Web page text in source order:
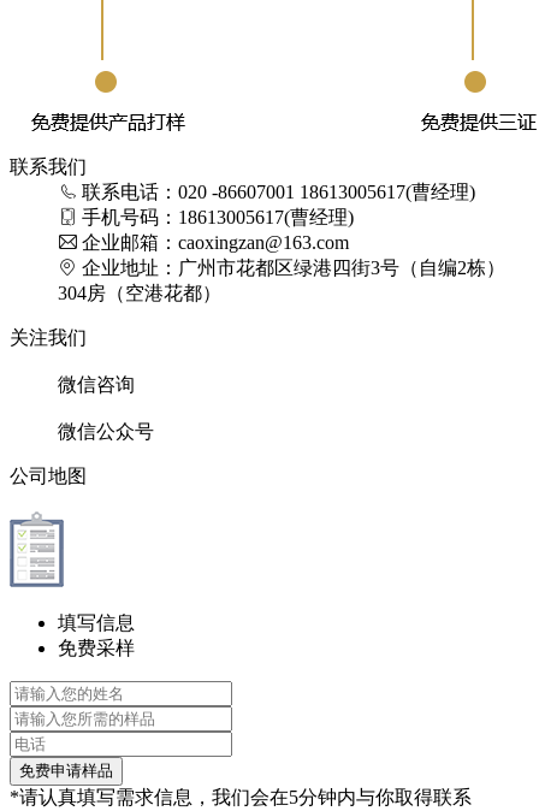
联系我们
联系电话：020 -86607001 18613005617(曹经理)
手机号码：18613005617(曹经理)
企业邮箱：caoxingzan@163.com
企业地址：广州市花都区绿港四街3号（自编2栋）
304房（空港花都）
关注我们
微信咨询
微信公众号
公司地图
填写信息
免费采样
免费申请样品
*请认真填写需求信息，我们会在5分钟内与你取得联系